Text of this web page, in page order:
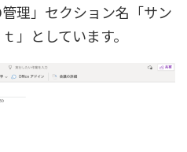
理」セクション名「サン
」としています。